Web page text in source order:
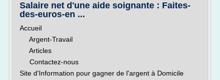
Salaire net d'une aide soignante : Faites-
des-euros-en ...
Accueil
Argent-Travail
Articles
Contactez-nous
Site d'Information pour gagner de l'argent à Domicile